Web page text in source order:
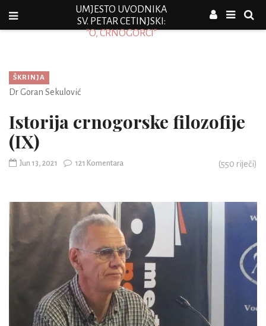
UMJESTO UVODNIKA
SV. PETAR CETINJSKI:
"O, CRNOGORCI"
ŠKRINJA
Dr Goran Sekulović
Istorija crnogorske filozofije
(IX)
Jun 13, 2021 121 Komentara (550 riječi)